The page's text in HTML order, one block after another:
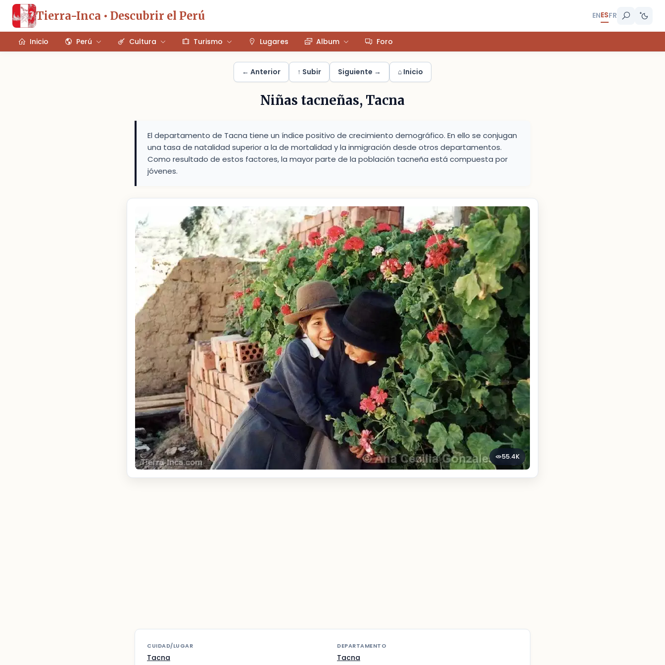
Tierra-Inca • Descubrir el Perú ENESFR
Inicio Perú Cultura Turismo Lugares Album Foro
← Anterior ↑ Subir Siguiente → ⌂ Inicio
Niñas tacneñas, Tacna
El departamento de Tacna tiene un índice positivo de crecimiento demográfico. En ello se conjugan
una tasa de natalidad superior a la de mortalidad y la inmigración desde otros departamentos.
Como resultado de estos factores, la mayor parte de la población tacneña está compuesta por
jóvenes.
55.4K
CUIDAD/LUGAR
Tacna
DEPARTAMENTO
Tacna